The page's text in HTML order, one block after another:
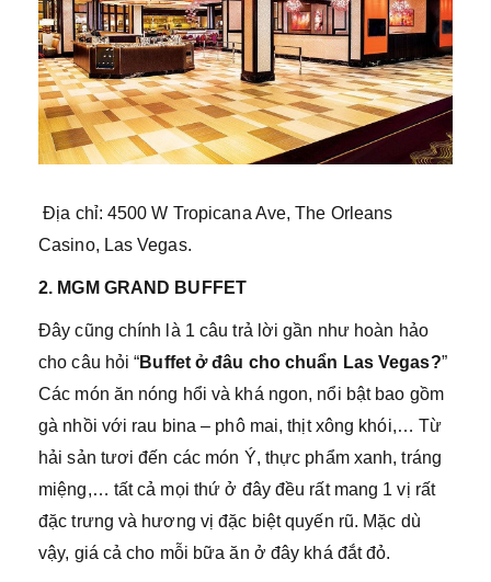
Địa chỉ: 4500 W Tropicana Ave, The Orleans
Casino, Las Vegas.
2. MGM GRAND BUFFET
Đây cũng chính là 1 câu trả lời gần như hoàn hảo
cho câu hỏi “Buffet ở đâu cho chuẩn Las Vegas?”
Các món ăn nóng hổi và khá ngon, nổi bật bao gồm
gà nhồi với rau bina – phô mai, thịt xông khói,… Từ
hải sản tươi đến các món Ý, thực phẩm xanh, tráng
miệng,… tất cả mọi thứ ở đây đều rất mang 1 vị rất
đặc trưng và hương vị đặc biệt quyến rũ. Mặc dù
vậy, giá cả cho mỗi bữa ăn ở đây khá đắt đỏ.